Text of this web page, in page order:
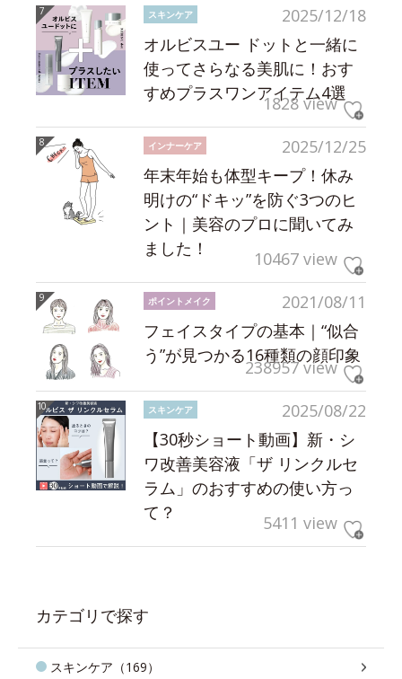
2025/12/18
スキンケア
オルビスユー ドットと一緒に
使ってさらなる美肌に！おす
すめプラスワンアイテム4選
1828 view
2025/12/25
インナーケア
年末年始も体型キープ！休み
明けの“ドキッ”を防ぐ3つのヒ
ント｜美容のプロに聞いてみ
ました！
10467 view
2021/08/11
ポイントメイク
フェイスタイプの基本｜“似合
う”が見つかる16種類の顔印象
238957 view
2025/08/22
スキンケア
【30秒ショート動画】新・シ
ワ改善美容液「ザ リンクルセ
ラム」のおすすめの使い方っ
て？
5411 view
カテゴリで探す
スキンケア（169）